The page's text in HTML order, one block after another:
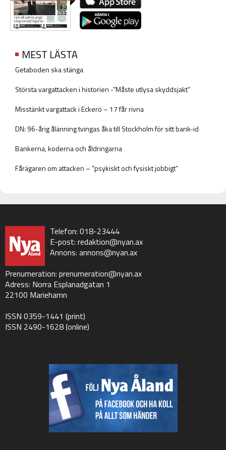
MEST LÄSTA
Getaboden ska stänga
Största vargattacken i historien -”Måste utlysa skyddsjakt”
Misstänkt vargattack i Eckerö – 17 får rivna
DN: 96-årig ålänning tvingas åka till Stockholm för sitt bank-id
Bankerna, koderna och åldringarna
Fårägaren om attacken – ”psykiskt och fysiskt jobbigt”
Telefon: 018-23444
E-post: redaktion@nyan.ax
Annons: annons@nyan.ax
Prenumeration: prenumeration@nyan.ax
Adress: Norra Esplanadgatan 1
22100 Mariehamn
ISSN 0359-1441 (print)
ISSN 2490-1628 (online)